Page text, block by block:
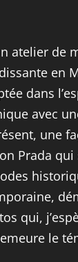
atelier de
en
dans
avec
une
Prada qui
qui,
le